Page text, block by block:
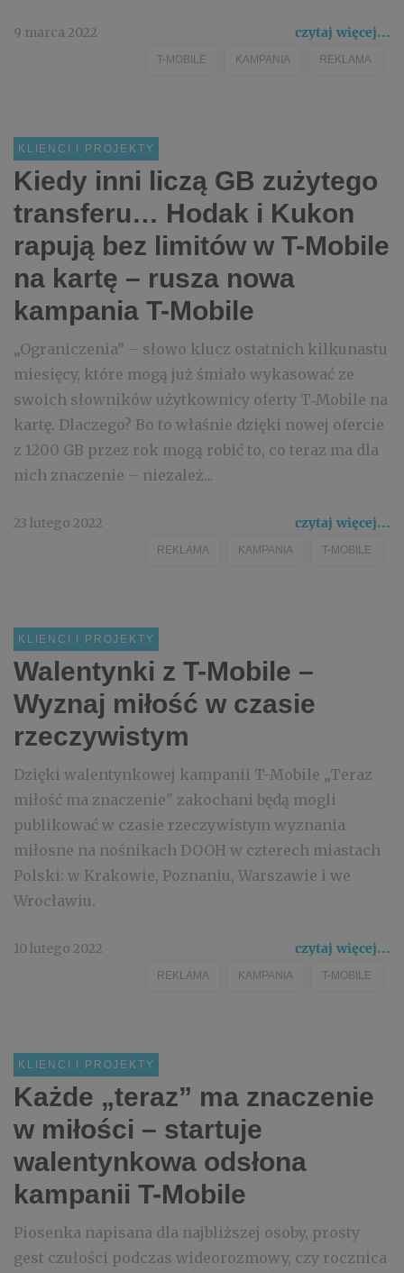
9 marca 2022 czytaj więcej...
T-MOBILE KAMPANIA REKLAMA
KLIENCI I PROJEKTY
Kiedy inni liczą GB zużytego
transferu… Hodak i Kukon
rapują bez limitów w T-Mobile
na kartę – rusza nowa
kampania T-Mobile
„Ograniczenia” – słowo klucz ostatnich kilkunastu
miesięcy, które mogą już śmiało wykasować ze
swoich słowników użytkownicy oferty T‑Mobile na
kartę. Dlaczego? Bo to właśnie dzięki nowej ofercie
z 1200 GB przez rok mogą robić to, co teraz ma dla
nich znaczenie – niezależ...
23 lutego 2022 czytaj więcej...
REKLAMA KAMPANIA T-MOBILE
KLIENCI I PROJEKTY
Walentynki z T-Mobile –
Wyznaj miłość w czasie
rzeczywistym
Dzięki walentynkowej kampanii T-Mobile „Teraz
miłość ma znaczenie" zakochani będą mogli
publikować w czasie rzeczywistym wyznania
miłosne na nośnikach DOOH w czterech miastach
Polski: w Krakowie, Poznaniu, Warszawie i we
Wrocławiu.
10 lutego 2022 czytaj więcej...
REKLAMA KAMPANIA T-MOBILE
KLIENCI I PROJEKTY
Każde „teraz” ma znaczenie
w miłości – startuje
walentynkowa odsłona
kampanii T-Mobile
Piosenka napisana dla najbliższej osoby, prosty
gest czułości podczas wideorozmowy, czy rocznica